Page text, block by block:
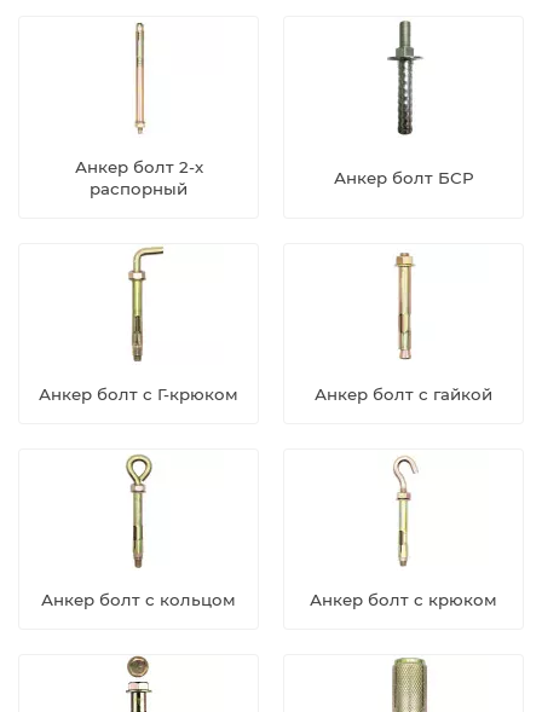
Анкер болт 2-х
распорный
Анкер болт БСР
Анкер болт с Г-крюком Анкер болт с гайкой
Анкер болт с кольцом Анкер болт с крюком